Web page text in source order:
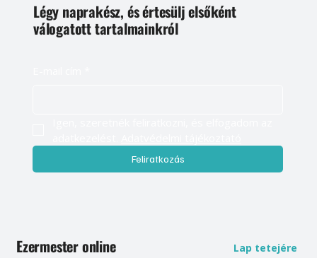
Légy naprakész, és értesülj elsőként
válogatott tartalmainkról
Feliratkozás
Ezermester online Lap tetejére